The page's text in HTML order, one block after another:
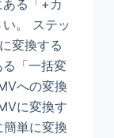
る「+カ
。 ステッ
変換する
「一括変
への変換
に変換す
単に変換